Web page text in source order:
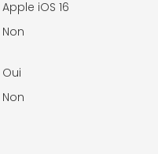
Apple iOS 16
Non
Oui
Non